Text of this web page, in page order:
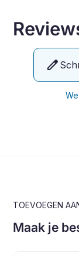
edit
TOEVOEGEN
Maak je